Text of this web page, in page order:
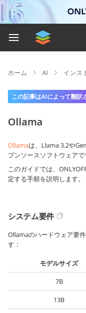
ホーム AI インス
この記事はAIによって翻訳
Ollama
Ollamaは、Llama 3.2や
プンソースソフトウェアで
このガイドでは、
定する手順を説明します。
システム要件
Ollamaのハードウェア要
す：
モデルサイズ
7B
13B